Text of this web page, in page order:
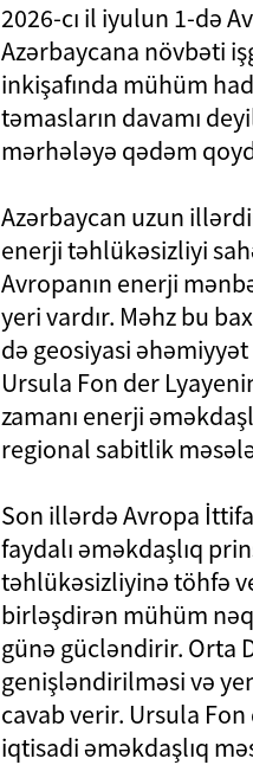
2026-cı il iyulun 1-də
Azərbaycana növbəti
inkişafında mühüm
təmasların davamı
mərhələyə qədəm
Azərbaycan uzun
enerji təhlükəsizliyi
Avropanın enerji
yeri vardır. Məhz bu
də geosiyasi
Ursula Fon der
zamanı enerji
regional sabitlik
Son illərdə Avropa
faydalı əməkdaşlıq
təhlükəsizliyinə töhfə
birləşdirən mühüm
günə gücləndirir. Orta
genişləndirilməsi və
cavab verir. Ursula
iqtisadi əməkdaşlıq